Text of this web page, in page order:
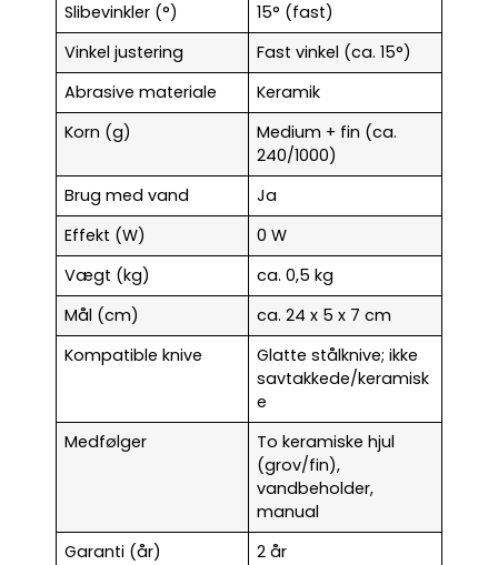
Slibevinkler (°)
15° (fast)
Vinkel justering
Fast vinkel (ca. 15°)
Abrasive materiale
Keramik
Korn (g)
Medium + fin (ca.
240/1000)
Brug med vand
Ja
Effekt (W)
0 W
Vægt (kg)
ca. 0,5 kg
Mål (cm)
ca. 24 x 5 x 7 cm
Kompatible knive
Glatte stålknive; ikke
savtakkede/keramisk
e
Medfølger
To keramiske hjul
(grov/fin),
vandbeholder,
manual
Garanti (år)
2 år